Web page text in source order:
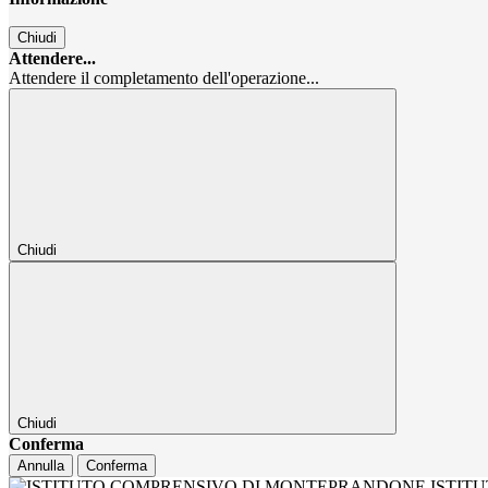
Chiudi
Attendere...
Attendere il completamento dell'operazione...
Chiudi
Chiudi
Conferma
Annulla Conferma